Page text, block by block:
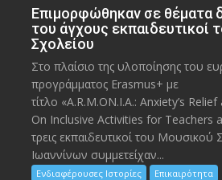
Eπιμορφώθηκαν σε θέματα
του άγχους εκπαιδευτικοί
Σχολείου
Στο πλαίσιο της υλοποίησης του
προγράμματος Erasmus+ με
τίτλο «A.R.M.ON.I.A.: Anxiety’s
On Inclusive Activities for Teachers
τρεις εκπαιδευτικοί του Μουσικού
Ιωαννίνων συμμετείχαν...
Ενδιαφέρουσες Ιστορίες Επικαιρότητα